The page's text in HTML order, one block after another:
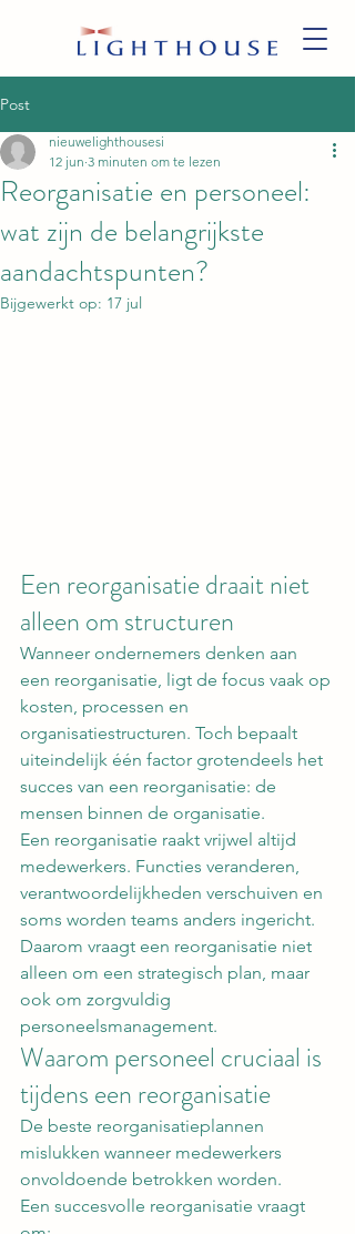
Post
Reorganisatie en personeel:
wat zijn de belangrijkste
aandachtspunten?
nieuwelighthousesi
12 jun 3 minuten om te lezen
Bijgewerkt op: 17 jul
Een reorganisatie draait niet
alleen om structuren
Wanneer ondernemers denken aan
een reorganisatie, ligt de focus vaak op
kosten, processen en
organisatiestructuren. Toch bepaalt
uiteindelijk één factor grotendeels het
succes van een reorganisatie: de
mensen binnen de organisatie.
Een reorganisatie raakt vrijwel altijd
medewerkers. Functies veranderen,
verantwoordelijkheden verschuiven en
soms worden teams anders ingericht.
Daarom vraagt een reorganisatie niet
alleen om een strategisch plan, maar
ook om zorgvuldig
personeelsmanagement.
Waarom personeel cruciaal is
tijdens een reorganisatie
De beste reorganisatieplannen
mislukken wanneer medewerkers
onvoldoende betrokken worden.
Een succesvolle reorganisatie vraagt